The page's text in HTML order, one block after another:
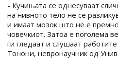
- Кучињата се однесуваат
на нивното тело не се
и имаат мозок што не е
човечкиот. Затоа е поголема
ги гледаат и слушаат
Тонони, невронаучник од